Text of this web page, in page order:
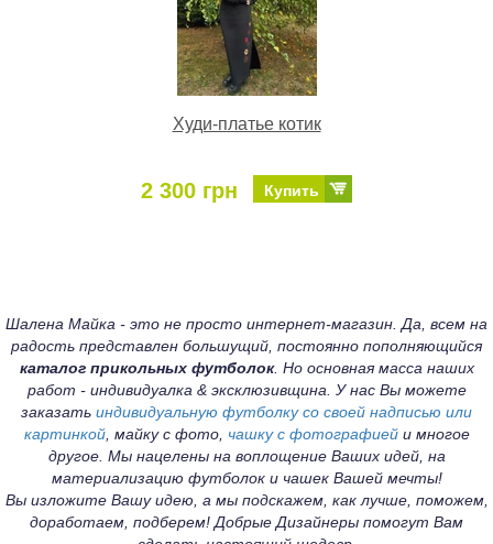
Худи-платье котик
2 300 грн Купить
Шалена Майка - это не просто интернет-магазин. Да, всем на
радость представлен большущий, постоянно пополняющийся
каталог прикольных футболок. Но основная масса наших
работ - индивидуалка & эксклюзивщина. У нас Вы можете
заказать индивидуальную футболку со своей надписью или
картинкой, майку с фото, чашку с фотографиейи многое
другое. Мы нацелены на воплощение Ваших идей, на
материализацию футболок и чашек Вашей мечты!
Вы изложите Вашу идею, а мы подскажем, как лучше, поможем,
доработаем, подберем! Добрые Дизайнеры помогут Вам